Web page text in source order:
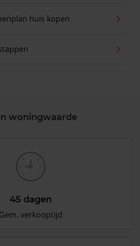
huis kopen
woningwaarde
45 dagen
Gem. verkooptijd